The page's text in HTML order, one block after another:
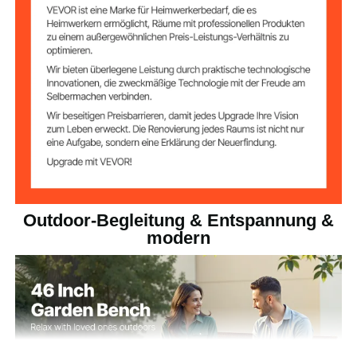
Material der
Rückenlehne
Farbe Antikbronze
Produktgewicht 19,9 lbs / 9,02 kg
gen
510 x 760 mm
Outdoor-Begleitung & Entspannung &
modern